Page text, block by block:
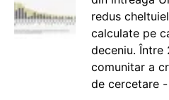
redus
calculate pe
deceniu. Între
comunitar a
de cercetare